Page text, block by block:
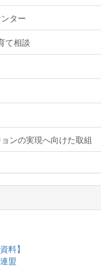
ター
て相談
ンの実現へ向けた取組
料】
盟